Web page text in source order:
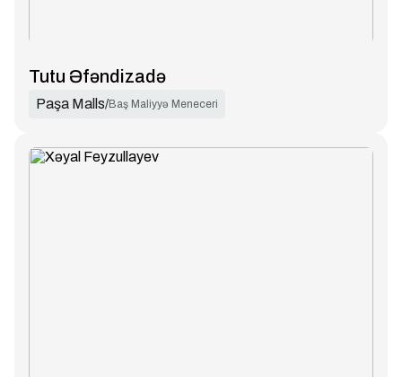
Tutu Əfəndizadə
Paşa Malls/Baş Maliyyə Meneceri